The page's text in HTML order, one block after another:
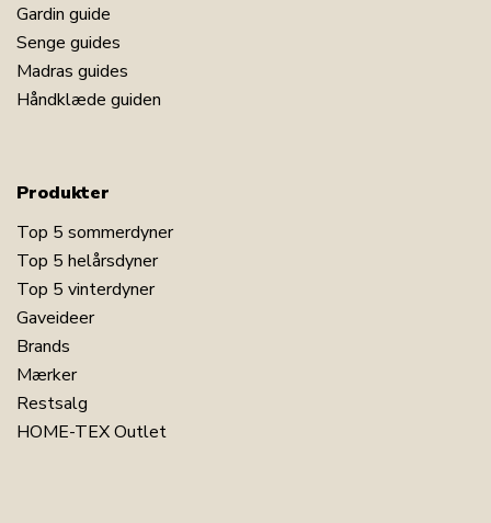
Gardin guide
Senge guides
Madras guides
Håndklæde guiden
Produkter
Top 5 sommerdyner
Top 5 helårsdyner
Top 5 vinterdyner
Gaveideer
Brands
Mærker
Restsalg
HOME-TEX Outlet